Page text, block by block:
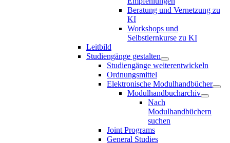
Beratung und Vernetzung zu
KI
Workshops und
Selbstlernkurse zu KI
Leitbild
Studiengänge gestalten
Studiengänge weiterentwickeln
Ordnungsmittel
Elektronische Modulhandbücher
Modulhandbucharchiv
Nach
Modulhandbüchern
suchen
Joint Programs
General Studies